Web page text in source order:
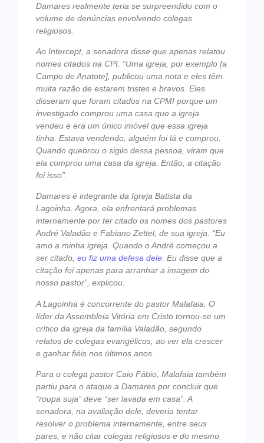
Damares realmente teria se surpreendido com o
volume de denúncias envolvendo colegas
religiosos.
Ao Intercept, a senadora disse que apenas relatou
nomes citados na CPI. “Uma igreja, por exemplo [a
Campo de Anatote], publicou uma nota e eles têm
muita razão de estarem tristes e bravos. Eles
disseram que foram citados na CPMI porque um
investigado comprou uma casa que a igreja
vendeu e era um único imóvel que essa igreja
tinha. Estava vendendo, alguém foi lá e comprou.
Quando quebrou o sigilo dessa pessoa, viram que
ela comprou uma casa da igreja. Então, a citação
foi isso”.
Damares é integrante da Igreja Batista da
Lagoinha. Agora, ela enfrentará problemas
internamente por ter citado os nomes dos pastores
André Valadão e Fabiano Zettel, de sua igreja. “Eu
amo a minha igreja. Quando o André começou a
ser citado, eu fiz uma defesa dele. Eu disse que a
citação foi apenas para arranhar a imagem do
nosso pastor”, explicou.
A Lagoinha é concorrente do pastor Malafaia. O
líder da Assembleia Vitória em Cristo tornou-se um
crítico da igreja da família Valadão, segundo
relatos de colegas evangélicos, ao ver ela crescer
e ganhar fiéis nos últimos anos.
Para o colega pastor Caio Fábio, Malafaia também
partiu para o ataque a Damares por concluir que
“roupa suja” deve “ser lavada em casa”. A
senadora, na avaliação dele, deveria tentar
resolver o problema internamente, entre seus
pares, e não citar colegas religiosos e do mesmo